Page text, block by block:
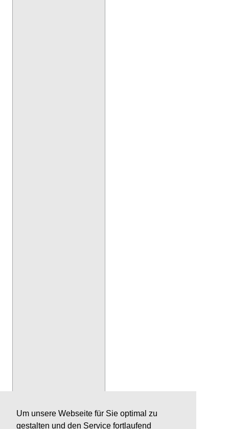
Um unsere Webseite für Sie optimal zu
gestalten und den Service fortlaufend